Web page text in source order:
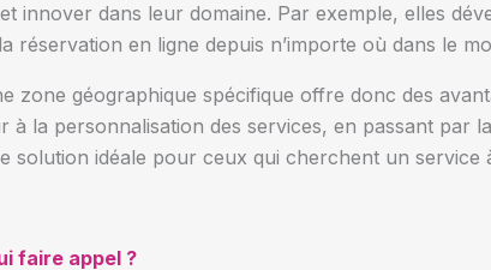
innover dans leur domaine. Par exemple, elles
réservation en ligne depuis n’importe où dans le
zone géographique spécifique offre donc des
la personnalisation des services, en passant par
solution idéale pour ceux qui cherchent un
faire appel ?